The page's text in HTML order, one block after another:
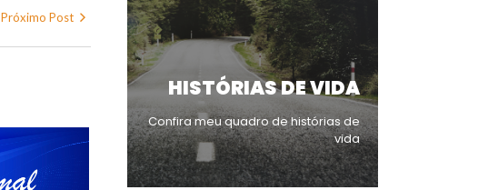
Próximo Post
HISTÓRIAS DE VIDA
Confira meu quadro de histórias de
vida